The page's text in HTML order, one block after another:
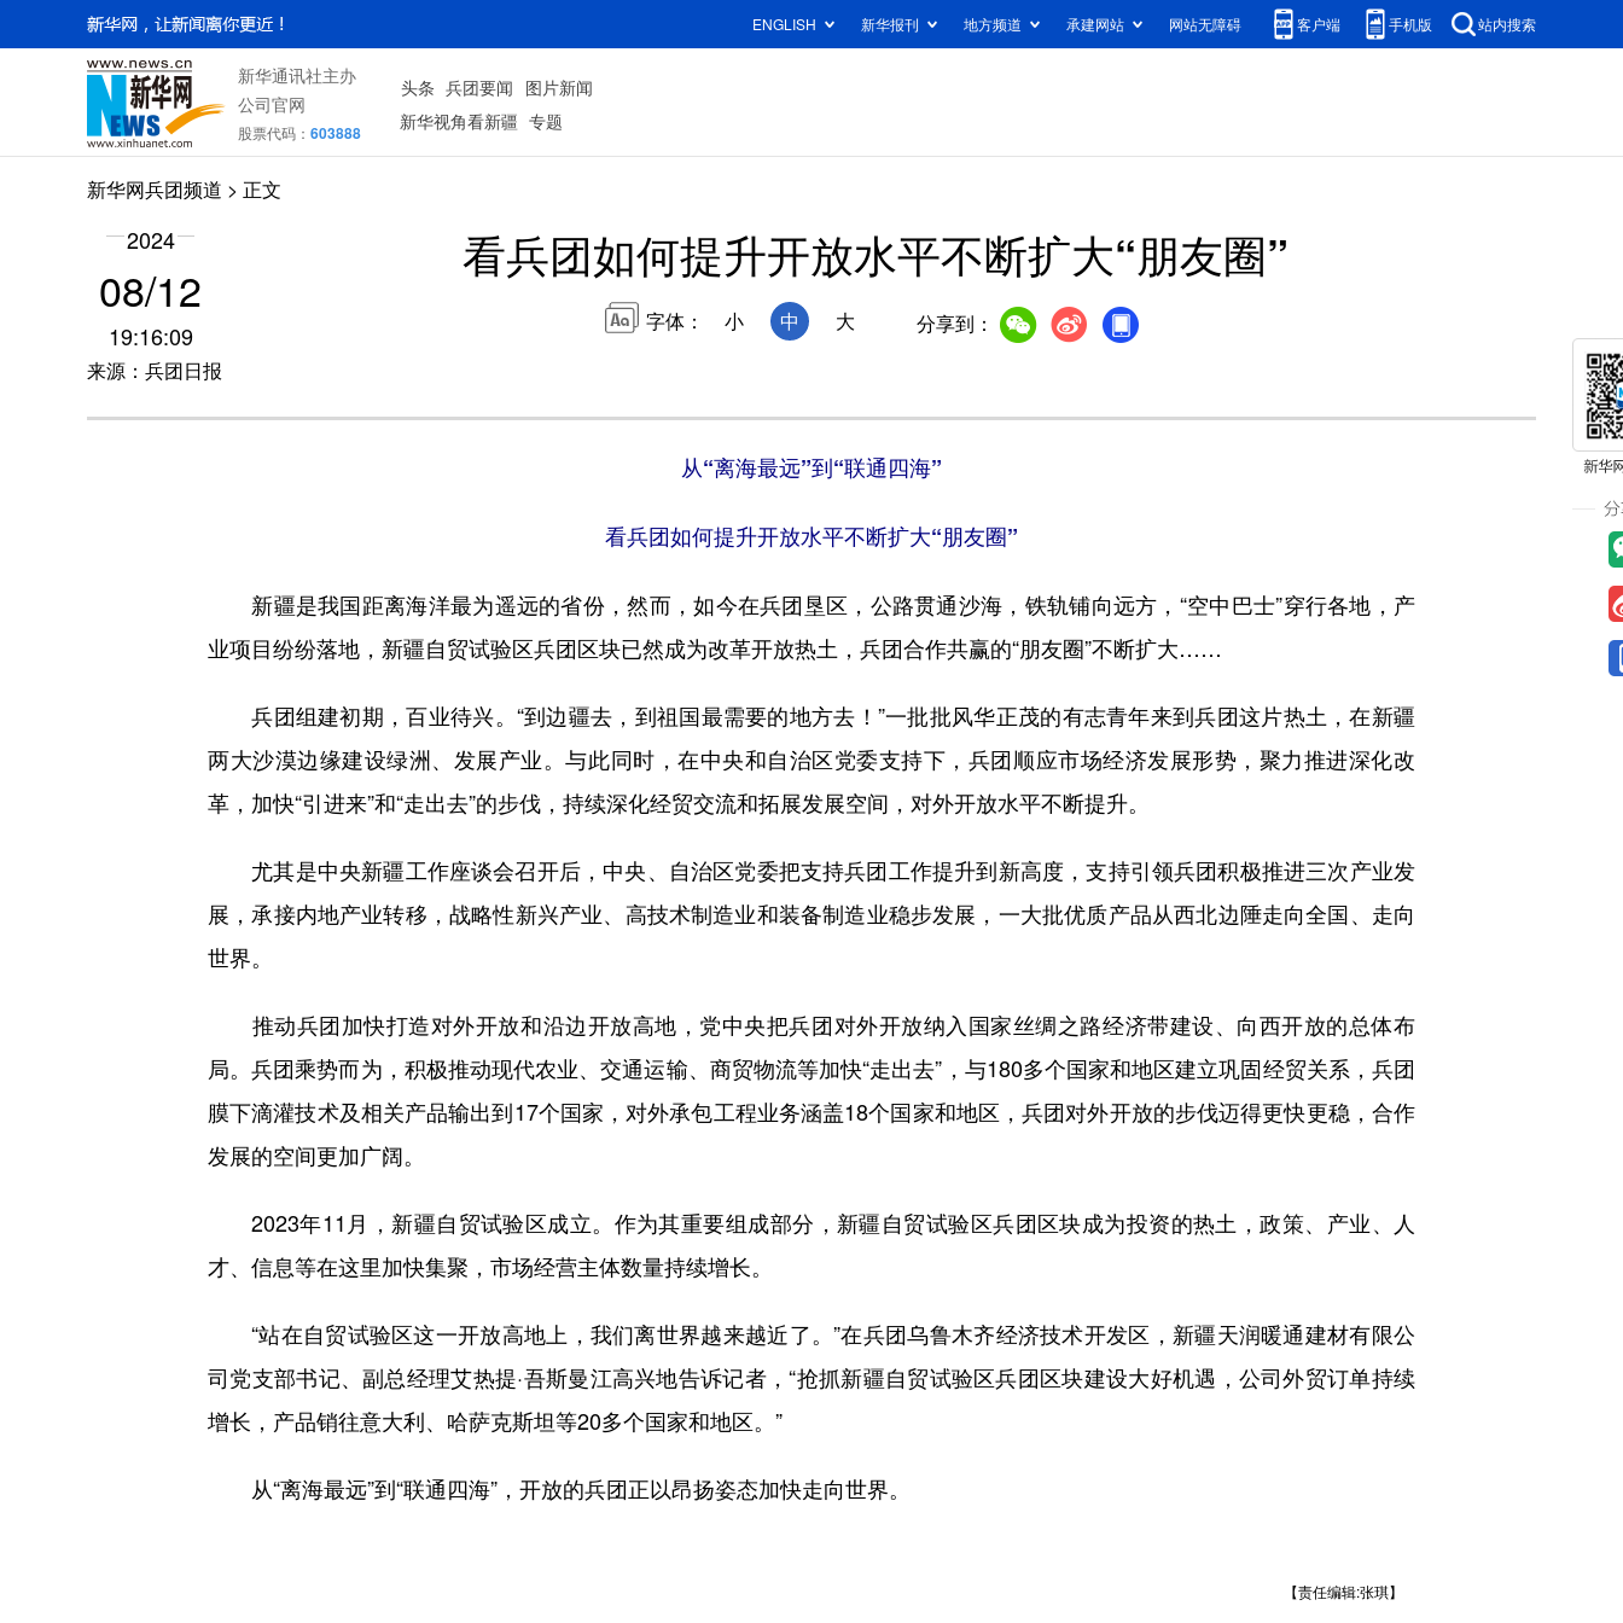
ENGLISH 新华报刊 地方频道 承建网站 网站无障碍 客户端 手机版 站内搜索
新华通讯社主办
公司官网
股票代码： 603888
头条 兵团要闻 图片新闻
新华视角看新疆 专题
新华网兵团频道 > 正文
2024
08/12
19:16:09
来源：兵团日报
看兵团如何提升开放水平不断扩大“朋友圈”
字体： 小 中 大 分享到：
从“离海最远”到“联通四海”
看兵团如何提升开放水平不断扩大“朋友圈”
新疆是我国距离海洋最为遥远的省份，然而，如今在兵团垦区，公路贯通沙海，铁轨铺向远方，“空中巴士”穿行各地，产
业项目纷纷落地，新疆自贸试验区兵团区块已然成为改革开放热土，兵团合作共赢的“朋友圈”不断扩大……
兵团组建初期，百业待兴。“到边疆去，到祖国最需要的地方去！”一批批风华正茂的有志青年来到兵团这片热土，在新疆
两大沙漠边缘建设绿洲、发展产业。与此同时，在中央和自治区党委支持下，兵团顺应市场经济发展形势，聚力推进深化改
革，加快“引进来”和“走出去”的步伐，持续深化经贸交流和拓展发展空间，对外开放水平不断提升。
尤其是中央新疆工作座谈会召开后，中央、自治区党委把支持兵团工作提升到新高度，支持引领兵团积极推进三次产业发
展，承接内地产业转移，战略性新兴产业、高技术制造业和装备制造业稳步发展，一大批优质产品从西北边陲走向全国、走向
世界。
推动兵团加快打造对外开放和沿边开放高地，党中央把兵团对外开放纳入国家丝绸之路经济带建设、向西开放的总体布
局。兵团乘势而为，积极推动现代农业、交通运输、商贸物流等加快“走出去”，与180多个国家和地区建立巩固经贸关系，兵团
膜下滴灌技术及相关产品输出到17个国家，对外承包工程业务涵盖18个国家和地区，兵团对外开放的步伐迈得更快更稳，合作
发展的空间更加广阔。
2023年11月，新疆自贸试验区成立。作为其重要组成部分，新疆自贸试验区兵团区块成为投资的热土，政策、产业、人
才、信息等在这里加快集聚，市场经营主体数量持续增长。
“站在自贸试验区这一开放高地上，我们离世界越来越近了。”在兵团乌鲁木齐经济技术开发区，新疆天润暖通建材有限公
司党支部书记、副总经理艾热提·吾斯曼江高兴地告诉记者，“抢抓新疆自贸试验区兵团区块建设大好机遇，公司外贸订单持续
增长，产品销往意大利、哈萨克斯坦等20多个国家和地区。”
从“离海最远”到“联通四海”，开放的兵团正以昂扬姿态加快走向世界。
【责任编辑:张琪】